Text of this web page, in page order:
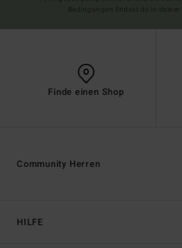
Finde einen Shop
HILFE
Community Herren